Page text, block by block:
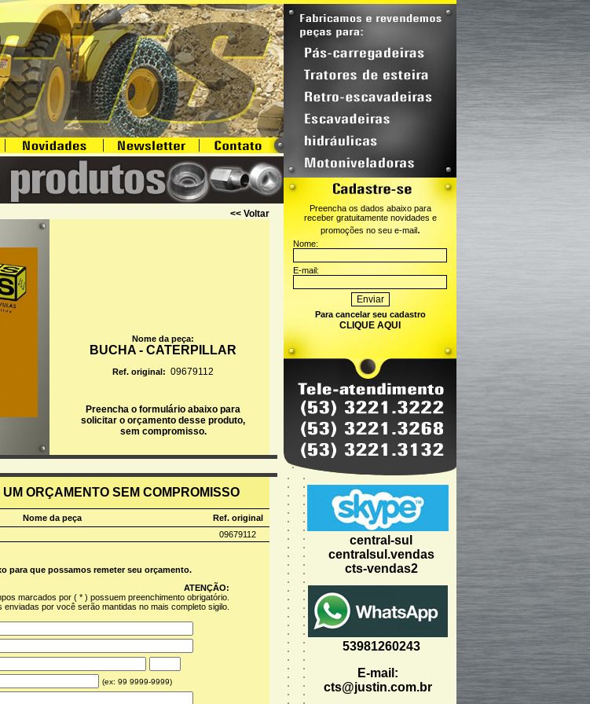
<< Voltar
Nome da peça:
BUCHA - CATERPILLAR
Ref. original: 09679112
Preencha o formulário abaixo para
solicitar o orçamento desse produto,
sem compromisso.
ORÇAMENTO SEM COMPROMISSO
Nome da peça
Ref. original
09679112
para que possamos remeter seu orçamento.
ATENÇÃO:
marcados por ( * ) possuem preenchimento obrigatório.
enviadas por você serão mantidas no mais completo sigilo.
(ex: 99 9999-9999)
Preencha os dados abaixo para
receber gratuitamente novidades e
promoções no seu e-mail.
Nome:
E-mail:
Para cancelar seu cadastro
CLIQUE AQUI
central-sul
centralsul.vendas
cts-vendas2
53981260243
E-mail:
cts@justin.com.br